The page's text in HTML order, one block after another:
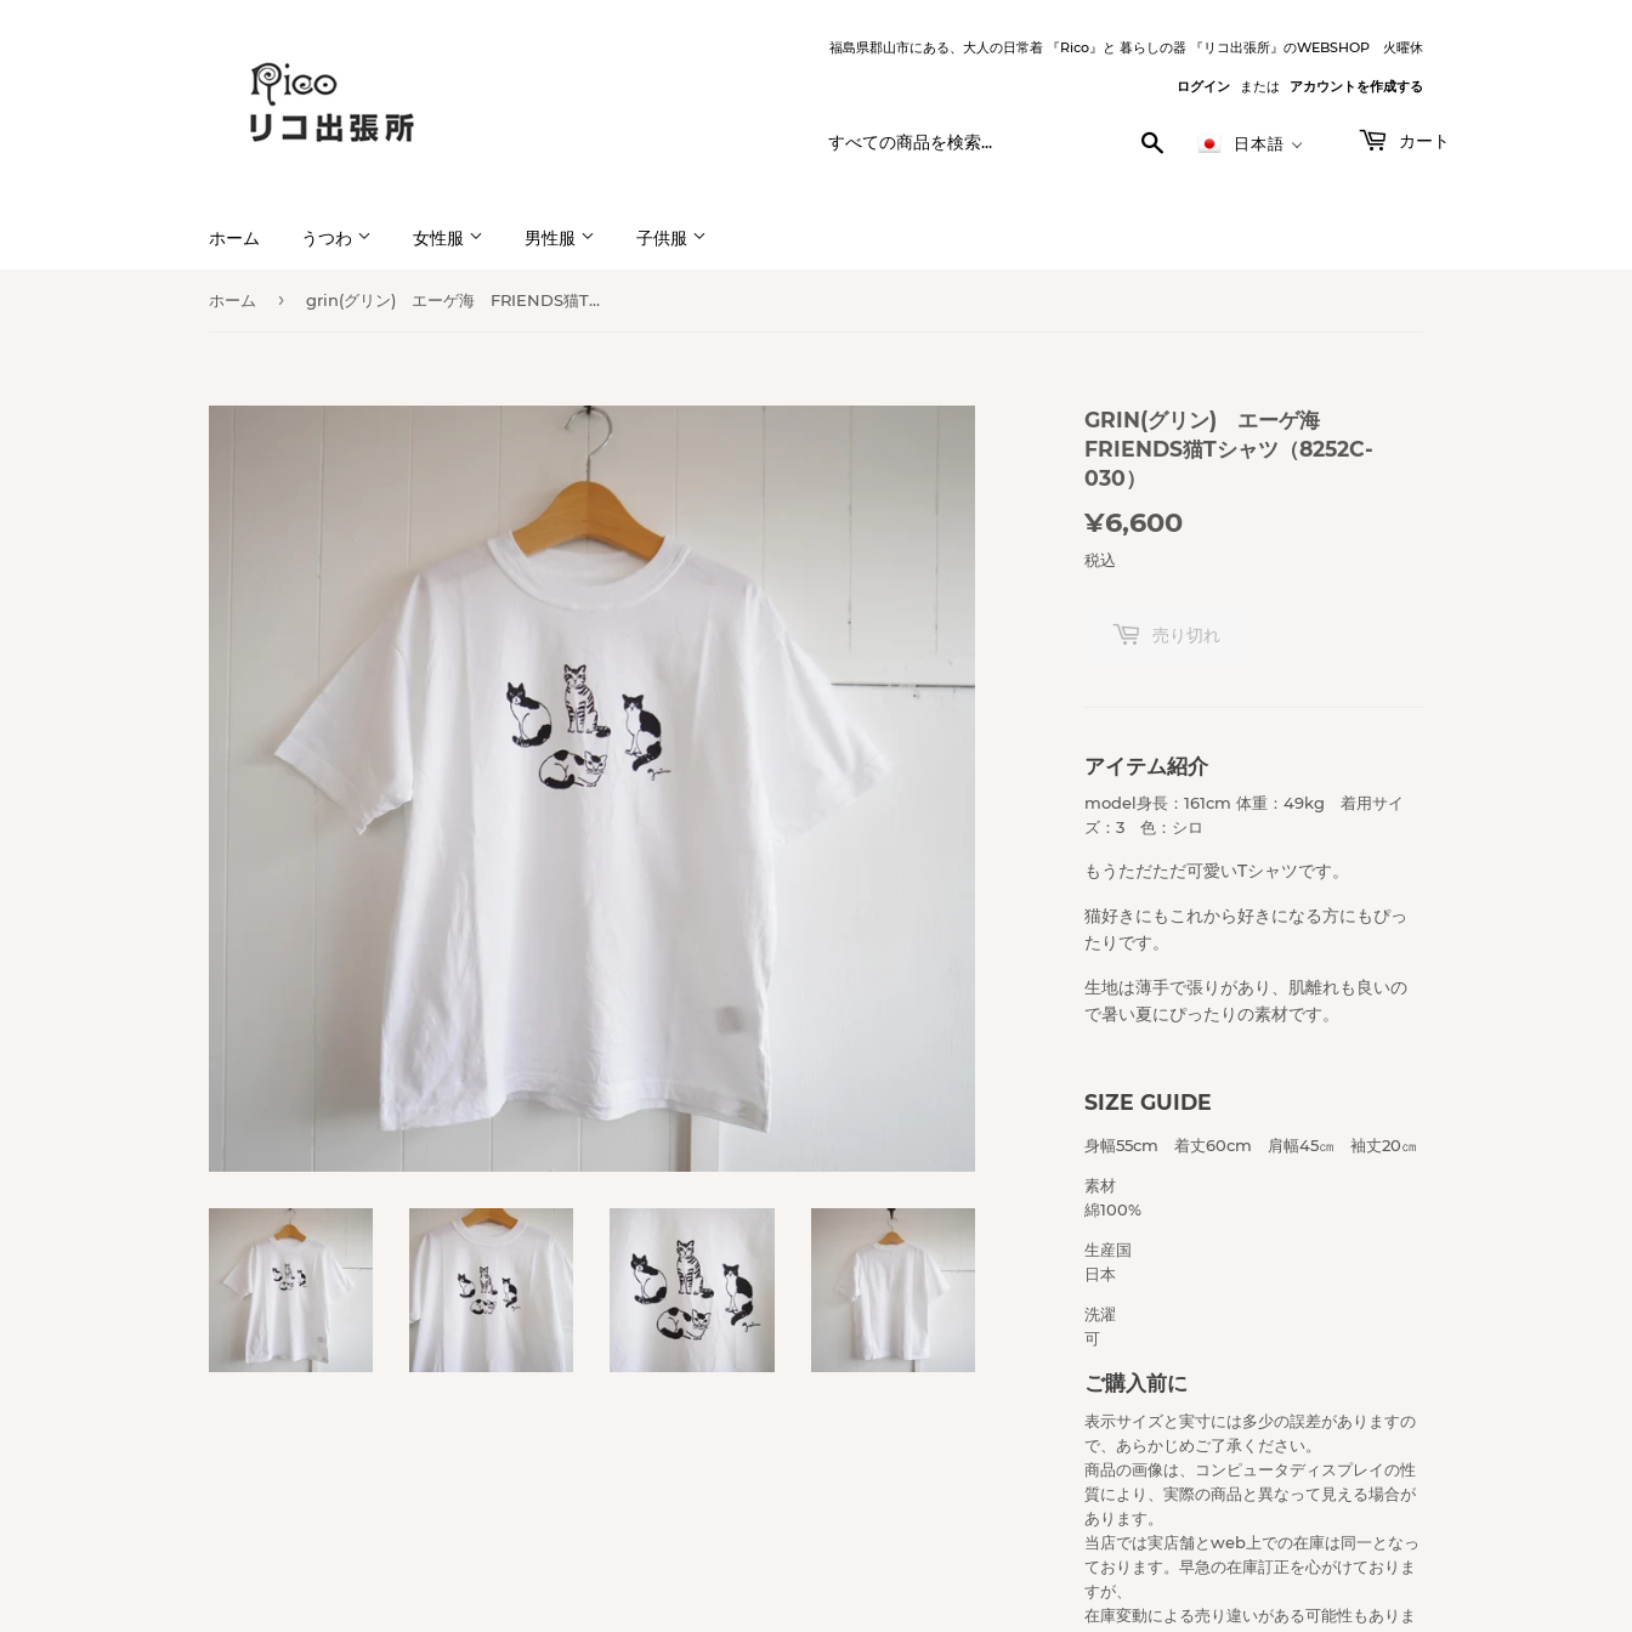
福島県郡山市にある、大人の日常着 『Rico』と 暮らしの器 『リコ出張所』のWEBSHOP 火曜休
ログイン または アカウントを作成する
日本語 カート
ホーム うつわ 女性服 男性服 子供服
ホーム › grin(グリン) エーゲ海 FRIENDS猫Tシャツ（8252C-030）
GRIN(グリン) エーゲ海
FRIENDS猫Tシャツ（8252C-
030）
¥6,600
税込
売り切れ
アイテム紹介
model身長：161cm 体重：49kg 着用サイ
ズ：3 色：シロ
もうただただ可愛いTシャツです。
猫好きにもこれから好きになる方にもぴっ
たりです。
生地は薄手で張りがあり、肌離れも良いの
で暑い夏にぴったりの素材です。
SIZE GUIDE
身幅55cm 着丈60cm 肩幅45㎝ 袖丈20㎝
素材
綿100%
生産国
日本
洗濯
可
ご購入前に
表示サイズと実寸には多少の誤差がありますの
で、あらかじめご了承ください。
商品の画像は、コンピュータディスプレイの性
質により、実際の商品と異なって見える場合が
あります。
当店では実店舗とweb上での在庫は同一となっ
ております。早急の在庫訂正を心がけておりま
すが、
在庫変動による売り違いがある可能性もありま